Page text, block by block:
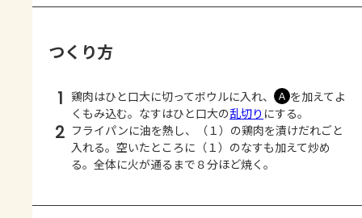
つくり方
1 鶏肉はひと口大に切ってボウルに入れ、 Ａ を加えてよ
くもみ込む。なすはひと口大の乱切り にする。
2 フライパンに油を熱し、（１）の鶏肉を漬けだれごと
入れる。空いたところに（１）のなすも加えて炒め
る。全体に火が通るまで８分ほど焼く。